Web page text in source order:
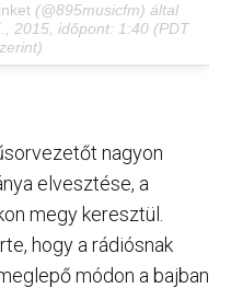
(@895musicfm) által
2015, időpont: 1:40 (PDT
nagyon
elvesztése, a
megy keresztül.
hogy a rádiósnak
módon a bajban